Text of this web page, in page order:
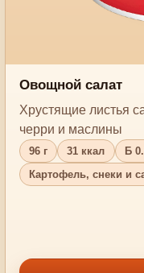
Овощной салат
Хрустящие листья
черри и маслины
96 г 31 ккал
Б
Картофель, снеки и